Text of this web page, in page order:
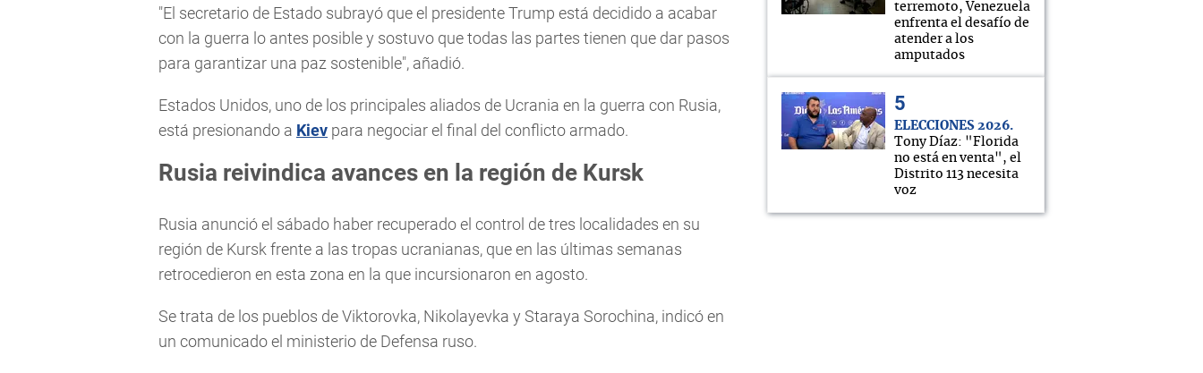
"El secretario de Estado subrayó que el presidente Trump está decidido a acabar
con la guerra lo antes posible y sostuvo que todas las partes tienen que dar pasos
para garantizar una paz sostenible", añadió.
Estados Unidos, uno de los principales aliados de Ucrania en la guerra con Rusia,
está presionando a Kiev para negociar el final del conflicto armado.
Rusia reivindica avances en la región de Kursk
Rusia anunció el sábado haber recuperado el control de tres localidades en su
región de Kursk frente a las tropas ucranianas, que en las últimas semanas
retrocedieron en esta zona en la que incursionaron en agosto.
Se trata de los pueblos de Viktorovka, Nikolayevka y Staraya Sorochina, indicó en
un comunicado el ministerio de Defensa ruso.
terremoto, Venezuela
enfrenta el desafío de
atender a los
amputados
ELECCIONES 2026
Tony Díaz: "Florida
no está en venta", el
Distrito 113 necesita
voz